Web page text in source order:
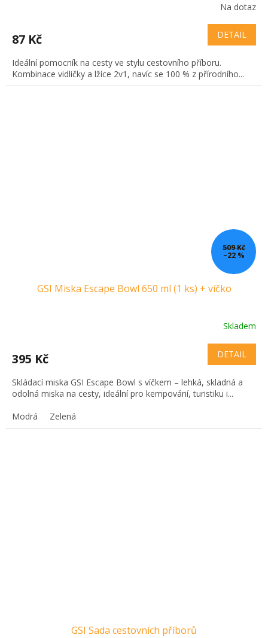
Na dotaz
87 Kč DETAIL
Ideální pomocník na cesty ve stylu cestovního příboru.
Kombinace vidličky a lžíce 2v1, navíc se 100 % z přírodního...
509 Kč
–22 %
GSI Miska Escape Bowl 650 ml (1 ks) + víčko
Skladem
395 Kč DETAIL
Skládací miska GSI Escape Bowl s víčkem – lehká, skladná a
odolná miska na cesty, ideální pro kempování, turistiku i...
Modrá
Zelená
GSI Sada cestovních příborů